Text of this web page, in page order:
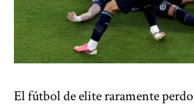
El fútbol de elite raramente